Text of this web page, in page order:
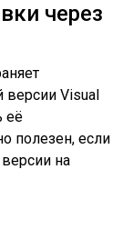
через
Visual
её
полезен, если
на